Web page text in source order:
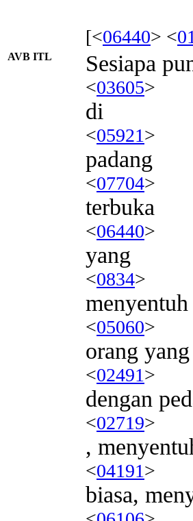
[<06440> <
AVB ITL Sesiapa
<03605>
di
<05921>
padang
<07704>
terbuka
<06440>
yang
<0834>
menyentuh
<05060>
orang
<02491>
dengan
<02719>
,
<04191>
biasa,